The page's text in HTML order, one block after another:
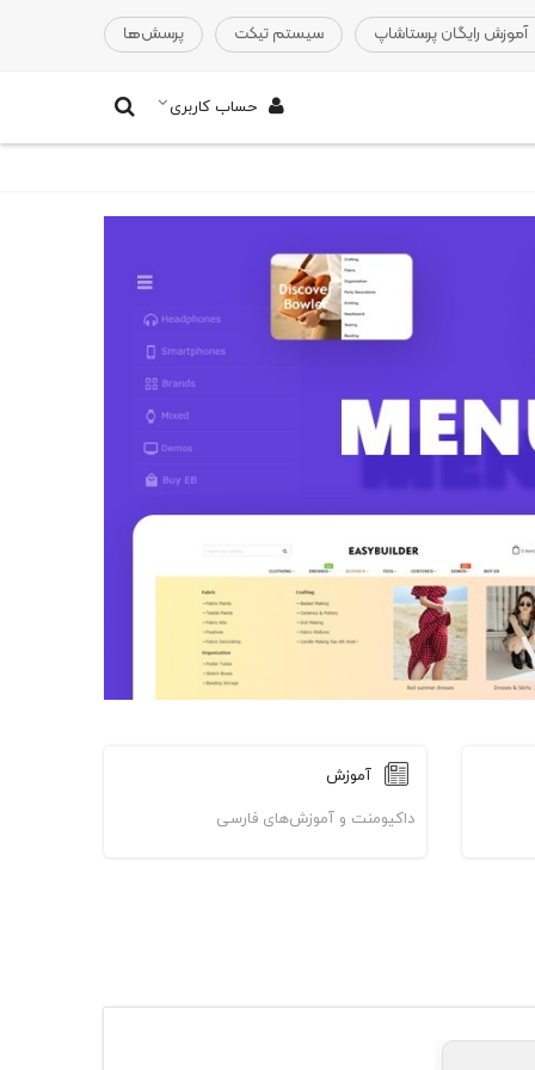
آموزش رایگان پرستاشاپ ‌سیستم تیکت‌ ‌پرسش‌ها‌
حساب کاربری
آموزش
داکیومنت و آموزش‌های فارسی